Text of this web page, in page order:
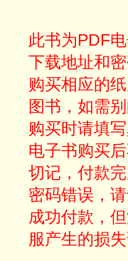
此书为PDF
下载地址和
购买相应的
图书，如需
购买时请填
电子书购买
切记，付款
密码错误，
成功付款，
服产生的损